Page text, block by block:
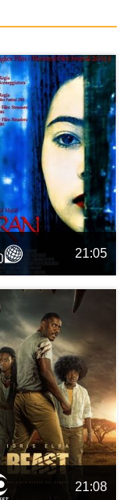
21:05
21:08